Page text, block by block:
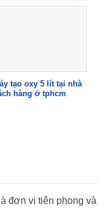
tạo oxy 5 lít tại nhà
hàng ở tphcm
là đơn vị tiên phong và